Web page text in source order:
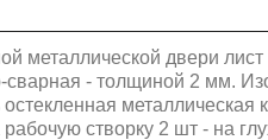
металлической двери
сварная - толщиной 2 мм.
створку 2 шт - на